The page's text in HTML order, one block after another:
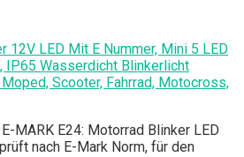
12V LED Mit E Nummer, Mini 5 LED
IP65 Wasserdicht Blinkerlicht
Scooter, Fahrrad, Motocross,
MARK E24: Motorrad Blinker LED
nach E-Mark Norm, für den